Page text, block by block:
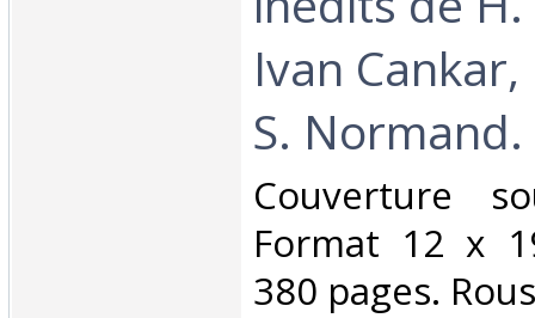
Ivan
S. Normand.‎
‎Couverture
Format 12 x
380 pages.